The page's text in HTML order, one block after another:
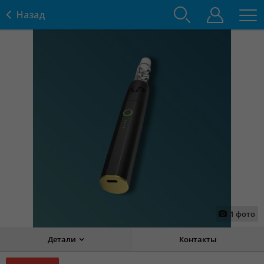
Назад
1 фото
Детали Контакты